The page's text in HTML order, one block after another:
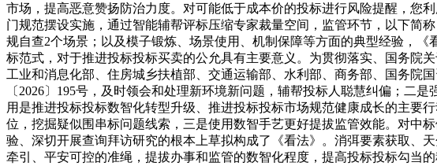
市场，提高恶意赞扬防治力度。对可能低于成本价的投标进行风险提醒，您
门规范摆设实施，通过智能辅帮评标压缩专家裁量空间，监管环节，以下简
规自查2个场景；以及模子锻炼、场景使用、机制保障等方面的典型经验，
标范式，对于推进投标投标买卖的公允具有主要意义。为贯彻落实、国务院
工业和消息化部、住房城乡扶植部、交通运输部、水利部、商务部、国务院
〔2026〕195号，及时领会和处理新环境新问题，辅帮投标人聪慧纠偏；二
用是推进投标投标数智化转型升级、推进投标投标市场规范健康成长的主要
位，挖掘疑似围串标问题线索，三是使用数智手艺更好提拔监管效能。对中
验、深切开展查询拜访研究的根本上草拟构成了《看法》。消弭要素获取、
牵引、平安可控的准绳，提拔办事和监管的数智化程度，提高投标投标勾当